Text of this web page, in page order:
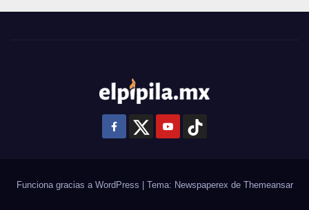
Funciona gracias a WordPress Tema: Newspaperex de Themeansar